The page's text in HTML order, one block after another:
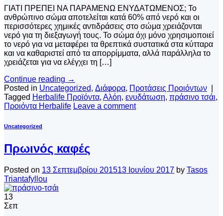
ΓΙΑΤΙ ΠΡΕΠΕΙ ΝΑ ΠΑΡΑΜΕΝΩ ΕΝΥΔΑΤΩΜΕΝΟΣ; Το
ανθρώπινο σώμα αποτελείται κατά 60% από νερό και οι
περισσότερες χημικές αντιδράσεις στο σώμα χρειάζονται
νερό για τη διεξαγωγή τους. Το σώμα όχι μόνο χρησιμοποιεί
το νερό για να μεταφέρει τα θρεπτικά συστατικά στα κύτταρα
και να καθαριστεί από τα απορρίμματα, αλλά παράλληλα το
χρειάζεται για να ελέγχει τη […]
Continue reading →
Posted in Uncategorized, Διάφορα, Προτάσεις Προιόντων
Tagged Herbalife Προϊόντα, Αλόη, ενυδάτωση, πράσινο τσάι,
Προιόντα Herbalife Leave a comment
Uncategorized
Πρωινός καφές
Posted on 13 Σεπτεμβρίου 201513 Ιουνίου 2017 by Tasos
Triantafyllou
13
Σεπ